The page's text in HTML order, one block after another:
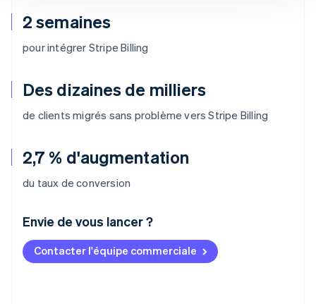
2 semaines
pour intégrer Stripe Billing
Des dizaines de milliers
de clients migrés sans problème vers Stripe Billing
2,7 % d'augmentation
du taux de conversion
Envie de vous lancer ?
Contacter l'équipe commerciale
Allemagne